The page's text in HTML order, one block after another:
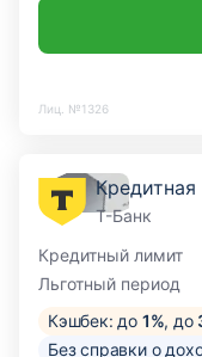
Лиц. №1326
Кредитная
Т-Банк
Кредитный лимит
Льготный период
Кэшбек: до 1%, до
Без справки о